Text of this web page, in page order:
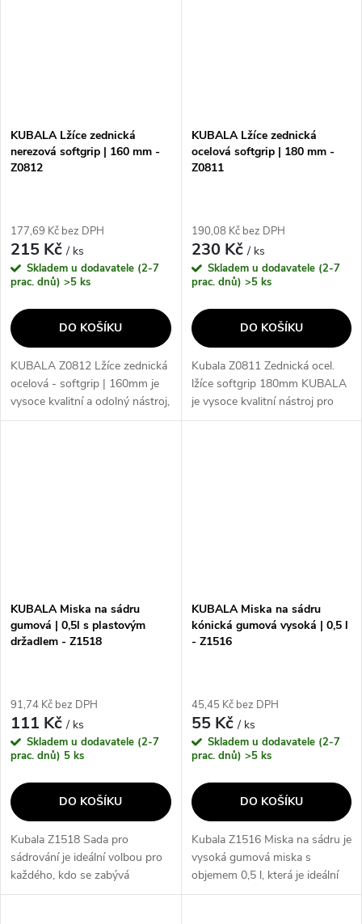
KUBALA Lžíce zednická
nerezová softgrip | 160 mm -
Z0812
177,69 Kč bez DPH
215 Kč/ ks
Skladem u dodavatele (2-7
prac. dnů) >5 ks
DO KOŠÍKU
KUBALA Z0812 Lžíce zednická
ocelová - softgrip | 160mm je
vysoce kvalitní a odolný nástroj,
který je ideální pro zednické
KUBALA Lžíce zednická
ocelová softgrip | 180 mm -
Z0811
190,08 Kč bez DPH
230 Kč/ ks
Skladem u dodavatele (2-7
prac. dnů) >5 ks
DO KOŠÍKU
Kubala Z0811 Zednická ocel.
lžíce softgrip 180mm KUBALA
je vysoce kvalitní nástroj pro
zednické práce. Jeho klíčové
KUBALA Miska na sádru
gumová | 0,5l s plastovým
držadlem - Z1518
91,74 Kč bez DPH
111 Kč/ ks
Skladem u dodavatele (2-7
prac. dnů) 5 ks
DO KOŠÍKU
Kubala Z1518 Sada pro
sádrování je ideální volbou pro
každého, kdo se zabývá
sádrováním. Sada obsahuje 0,5
KUBALA Miska na sádru
kónická gumová vysoká | 0,5 l
- Z1516
45,45 Kč bez DPH
55 Kč/ ks
Skladem u dodavatele (2-7
prac. dnů) >5 ks
DO KOŠÍKU
Kubala Z1516 Miska na sádru je
vysoká gumová miska s
objemem 0,5 l, která je ideální
pro práci se sádrou. Její hlavní